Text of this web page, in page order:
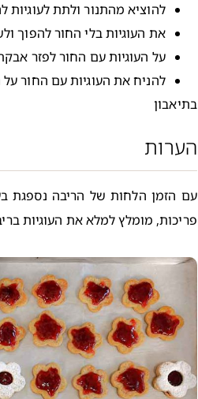
להוציא מהתנור ולתת לעוגיות
את העוגיות בלי החור להפוך
על העוגיות עם החור לפזר
להניח את העוגיות עם החור על
בתיאבון
הערות
עם הזמן הלחות של הריבה נספגת
פריכות, מומלץ למלא את העוגיות